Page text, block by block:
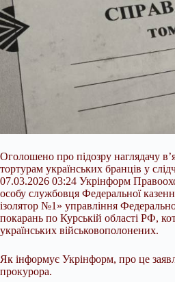
Оголошено про підозру наглядачу
тортурам українських бранців у
07.03.2026 03:24 Укрінформ
особу службовця Федеральної
ізолятор №1» управління
покарань по Курській області РФ,
українських військовополонених.
Як інформує Укрінформ, про це
прокурора.